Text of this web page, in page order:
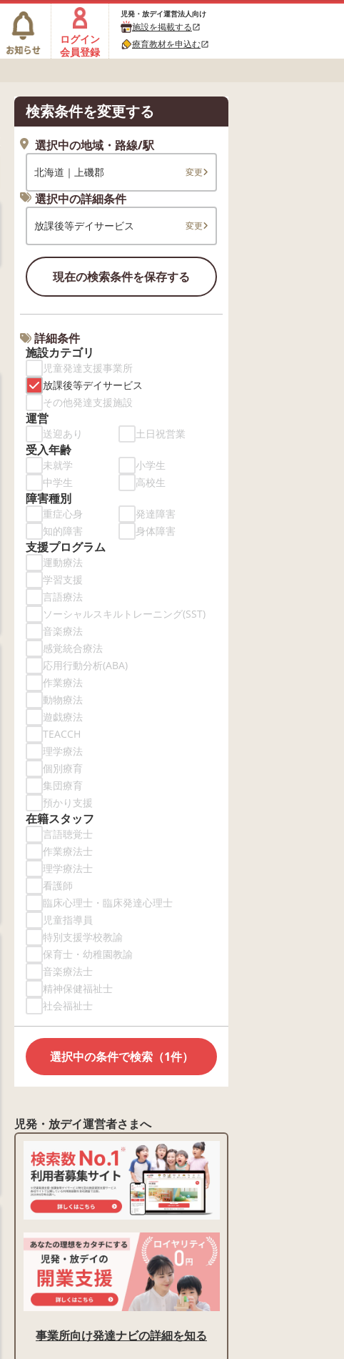
ログイン
会員登録
児発・放デイ運営法人向け
施設を掲載するopen_in_new
療育教材を申込むopen_in_new
検索条件を変更する
選択中の地域・路線/駅
北海道｜上磯郡 変更
選択中の詳細条件
放課後等デイサービス 変更
現在の検索条件を保存する
詳細条件
施設カテゴリ
児童発達支援事業所
放課後等デイサービス
その他発達支援施設
運営
送迎あり 土日祝営業
受入年齢
未就学
小学生
中学生
高校生
障害種別
重症心身
発達障害
知的障害
身体障害
支援プログラム
運動療法
学習支援
言語療法
ソーシャルスキルトレーニング(SST)
音楽療法
感覚統合療法
応用行動分析(ABA)
作業療法
動物療法
遊戯療法
TEACCH
理学療法
個別療育
集団療育
預かり支援
在籍スタッフ
言語聴覚士
作業療法士
理学療法士
看護師
臨床心理士・臨床発達心理士
児童指導員
特別支援学校教諭
保育士・幼稚園教諭
音楽療法士
精神保健福祉士
社会福祉士
選択中の条件で検索（1件）
児発・放デイ運営者さまへ
事業所向け発達ナビの詳細を知る